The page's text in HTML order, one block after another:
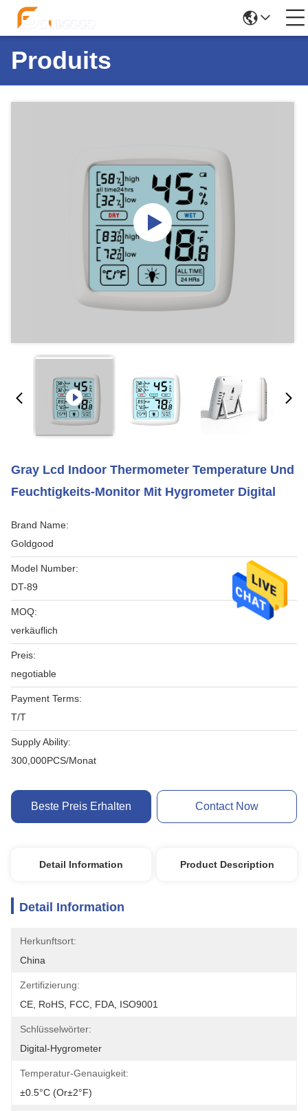
Produits
Gray Lcd Indoor Thermometer Temperature Und
Feuchtigkeits-Monitor Mit Hygrometer Digital
Brand Name:
Goldgood
Model Number:
DT-89
MOQ:
verkäuflich
Preis:
negotiable
Payment Terms:
T/T
Supply Ability:
300,000PCS/Monat
Beste Preis Erhalten Contact Now
Detail Information Product Description
Detail Information
Herkunftsort:
China
Zertifizierung:
CE, RoHS, FCC, FDA, ISO9001
Schlüsselwörter:
Digital-Hygrometer
Temperatur-Genauigkeit:
±0.5°C (or±2°F)